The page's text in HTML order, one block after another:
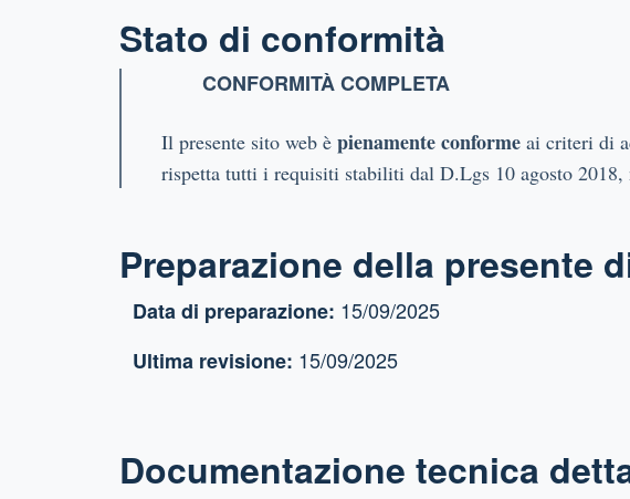
Stato di conformità
CONFORMITÀ COMPLETA
Il presente sito web è pienamente conformeai criteri di
rispetta tutti i requisiti stabiliti dal D.Lgs 10 agosto 2018,
Preparazione della presente
Data di preparazione: 15/09/2025
Ultima revisione: 15/09/2025
Documentazione tecnica